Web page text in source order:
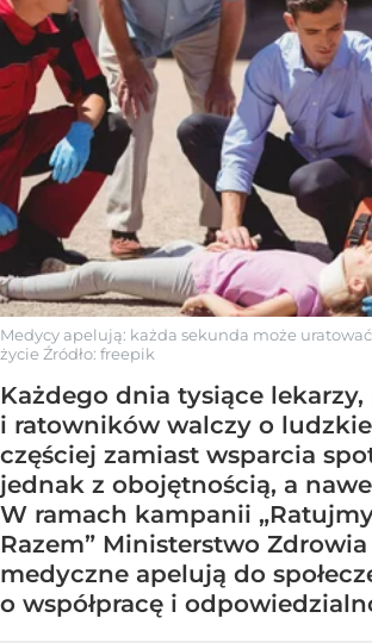
Medycy apelują: każda sekunda może uratować
życie Źródło: freepik
Każdego dnia tysiące
i ratowników walczy o ludzkie
częściej zamiast wsparcia
jednak z obojętnością, a
W ramach kampanii
Razem” Ministerstwo
medyczne apelują do
o współpracę i